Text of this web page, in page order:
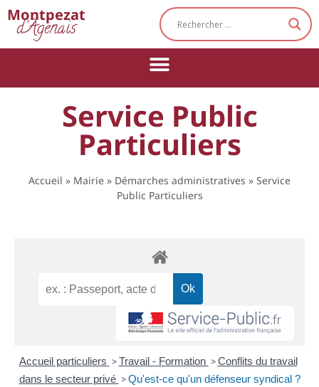
Montpezat
d'Agenais
Service Public
Particuliers
Accueil » Mairie » Démarches administratives » Service
Public Particuliers
Accueil particuliers > Travail - Formation > Conflits du travail
dans le secteur privé > Qu'est-ce qu'un défenseur syndical ?
Cookies management panel